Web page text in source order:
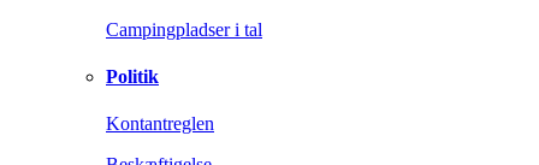
Campingpladser i tal
Politik
Kontantreglen